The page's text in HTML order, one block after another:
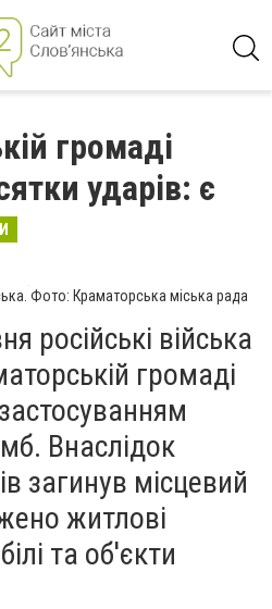
громаді
ударів: є
Фото: Краматорська міська рада
російські війська
громаді
Внаслідок
загинув місцевий
житлові
та об'єкти